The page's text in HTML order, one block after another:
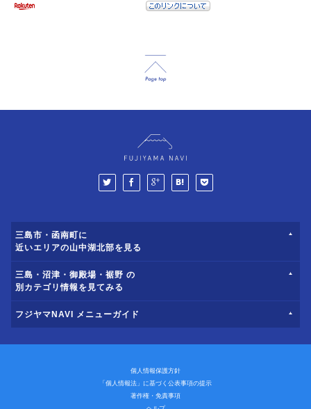
三島市・函南町に
近いエリアの山中湖北部を見る
三島・沼津・御殿場・裾野 の
別カテゴリ情報を見てみる
フジヤマNAVI メニューガイド
個人情報保護方針
「個人情報法」に基づく公表事項の提示
著作権・免責事項